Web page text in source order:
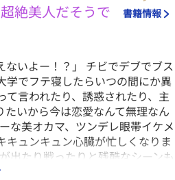
絶美人だそうで 書籍情報
いよー！？」 チビでデブでブス
学でフテ寝したらいつの間にか異
言われたり、誘惑されたり、主
いから今は恋愛なんて無理なん
な美オカマ、ツンデレ眼帯イケメ
キュンキュン心臓が忙しくなりま
出たり戦ったりと残酷なシーンも
ックでお願いします。